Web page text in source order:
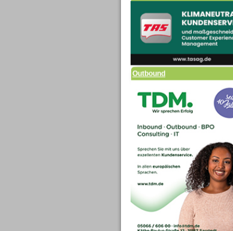
Outbound
Outbound